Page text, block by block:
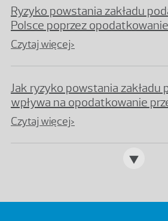
Ryzyko powstania zakładu
Polsce poprzez
handlowego
Czytaj więcej>
Jak ryzyko powstania zakładu
wpływa na opodatkowanie
zagranicznych?
Czytaj więcej>